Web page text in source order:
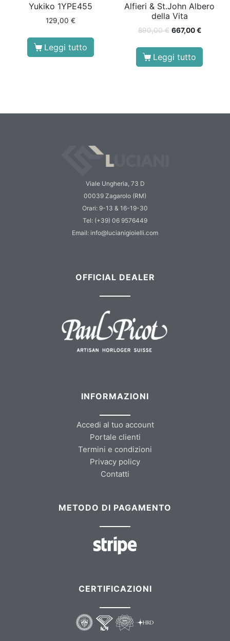
Yukiko 1YPE455
129,00 €
Leggi tutto
Alfieri & St.John Albero
della Vita
890,00€ 667,00€
Leggi tutto
Viale Ungheria, 73 D
00039 Zagarolo (RM)
Orari: 9-13 & 16-19-30
Tel: (+39) 06 9576449
Email: info@lucianigioielli.com
OFFICIAL DEALER
INFORMAZIONI
Accedi al tuo account
Portale clienti
Termini e condizioni
Privacy policy
Contatti
METODO DI PAGAMENTO
CERTIFICAZIONI